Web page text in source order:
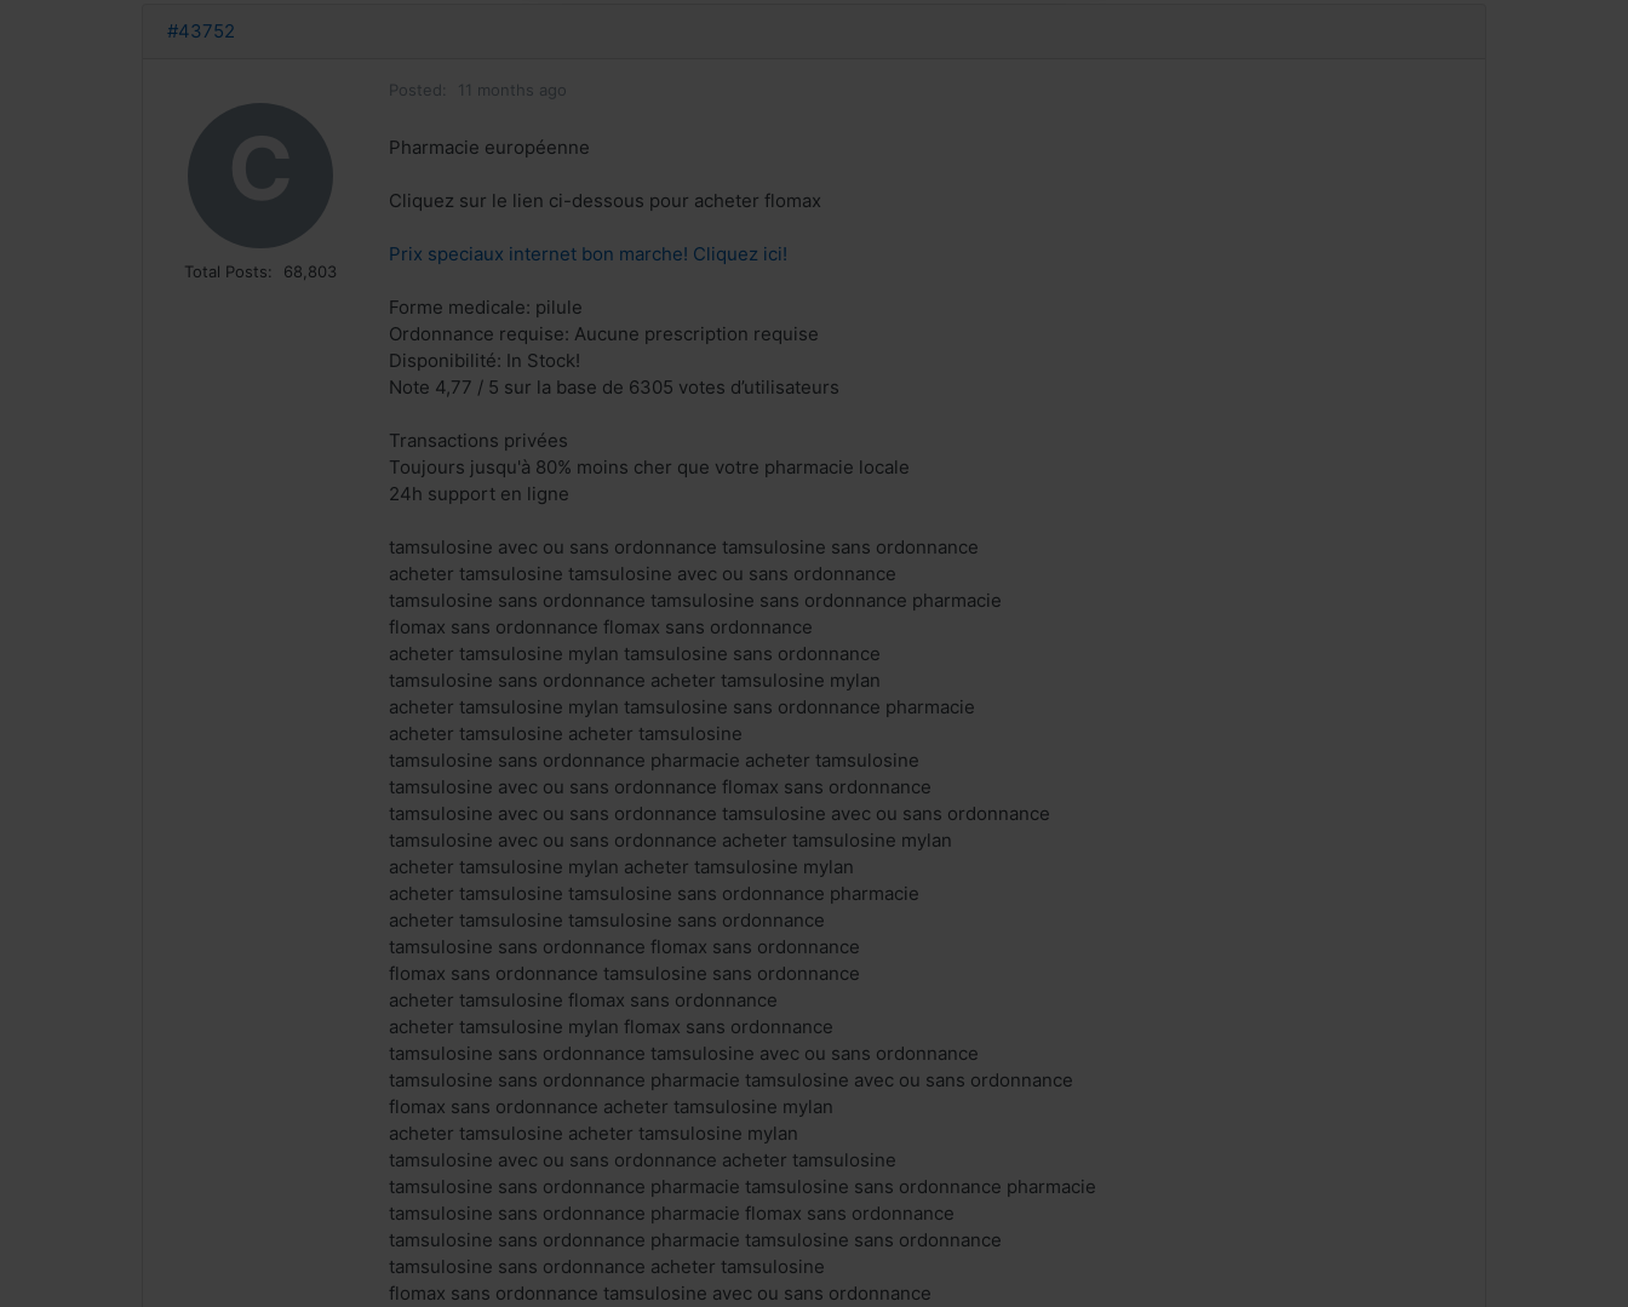
#43752
C
Total Posts: 68,803
Posted: 11 months ago
Pharmacie européenne
Cliquez sur le lien ci-dessous pour acheter flomax
Prix speciaux internet bon marche! Cliquez ici!
Forme medicale: pilule
Ordonnance requise: Aucune prescription requise
Disponibilité: In Stock!
Note 4,77 / 5 sur la base de 6305 votes d’utilisateurs
Transactions privées
Toujours jusqu'à 80% moins cher que votre pharmacie locale
24h support en ligne
tamsulosine avec ou sans ordonnance tamsulosine sans ordonnance
acheter tamsulosine tamsulosine avec ou sans ordonnance
tamsulosine sans ordonnance tamsulosine sans ordonnance pharmacie
flomax sans ordonnance flomax sans ordonnance
acheter tamsulosine mylan tamsulosine sans ordonnance
tamsulosine sans ordonnance acheter tamsulosine mylan
acheter tamsulosine mylan tamsulosine sans ordonnance pharmacie
acheter tamsulosine acheter tamsulosine
tamsulosine sans ordonnance pharmacie acheter tamsulosine
tamsulosine avec ou sans ordonnance flomax sans ordonnance
tamsulosine avec ou sans ordonnance tamsulosine avec ou sans ordonnance
tamsulosine avec ou sans ordonnance acheter tamsulosine mylan
acheter tamsulosine mylan acheter tamsulosine mylan
acheter tamsulosine tamsulosine sans ordonnance pharmacie
acheter tamsulosine tamsulosine sans ordonnance
tamsulosine sans ordonnance flomax sans ordonnance
flomax sans ordonnance tamsulosine sans ordonnance
acheter tamsulosine flomax sans ordonnance
acheter tamsulosine mylan flomax sans ordonnance
tamsulosine sans ordonnance tamsulosine avec ou sans ordonnance
tamsulosine sans ordonnance pharmacie tamsulosine avec ou sans ordonnance
flomax sans ordonnance acheter tamsulosine mylan
acheter tamsulosine acheter tamsulosine mylan
tamsulosine avec ou sans ordonnance acheter tamsulosine
tamsulosine sans ordonnance pharmacie tamsulosine sans ordonnance pharmacie
tamsulosine sans ordonnance pharmacie flomax sans ordonnance
tamsulosine sans ordonnance pharmacie tamsulosine sans ordonnance
tamsulosine sans ordonnance acheter tamsulosine
flomax sans ordonnance tamsulosine avec ou sans ordonnance